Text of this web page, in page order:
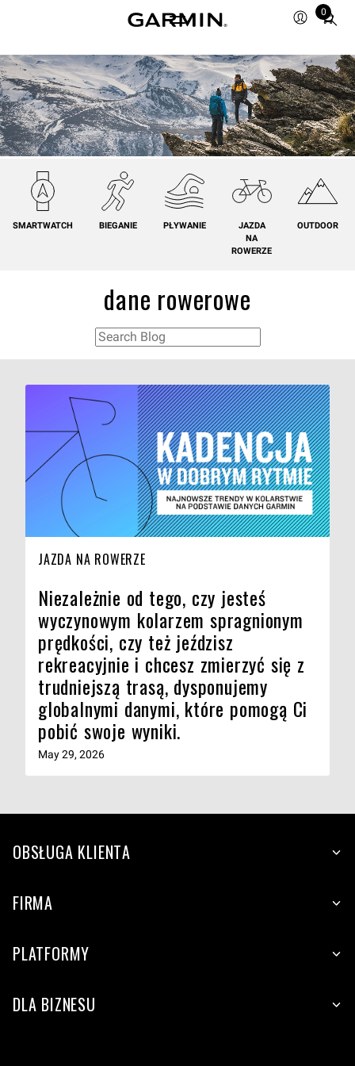
0
Total
in
cart:
0
SMARTWATCH BIEGANIE PŁYWANIE
JAZDA
NA
ROWERZE
OUTDOOR
dane rowerowe
JAZDA NA ROWERZE
Niezależnie od tego, czy jesteś
wyczynowym kolarzem spragnionym
prędkości, czy też jeździsz
rekreacyjnie i chcesz zmierzyć się z
trudniejszą trasą, dysponujemy
globalnymi danymi, które pomogą Ci
pobić swoje wyniki.
May 29, 2026
OBSŁUGA KLIENTA
FIRMA
PLATFORMY
DLA BIZNESU